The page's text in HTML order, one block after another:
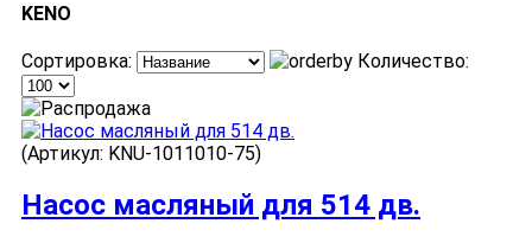
KENO
Сортировка: Количество:
(Артикул: KNU-1011010-75)
Насос масляный для 514 дв.